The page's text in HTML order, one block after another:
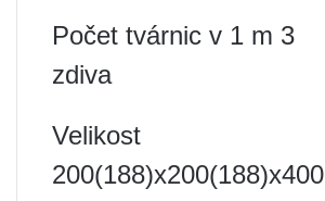
Počet tvárnic v 1 m 3
zdiva
Velikost
200(188)x200(188)x400